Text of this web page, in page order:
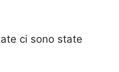
ci sono state